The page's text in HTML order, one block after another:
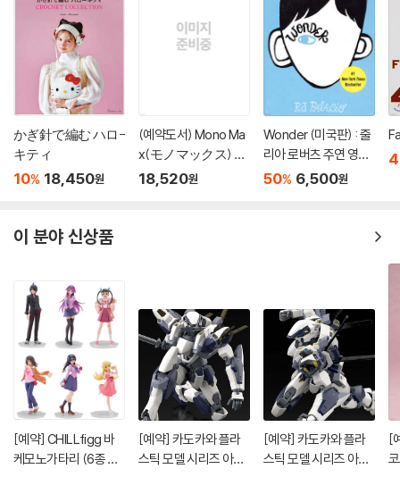
かぎ針で編む ハロ-
キティ
10% 18,450원
(예약도서) Mono Ma
x(モノマックス) 20
26年10月號
18,520원
Wonder (미국판) : 줄
리아 로버츠 주연 영화
'원더' 원작 소설
50% 6,500원
이 분야 신상품
[예약] CHILLfigg 바
케모노가타리 (6종 세
[예약] 카도카와 플라
스틱 모델 시리즈 아바
[예약] 카도카와 플라
스틱 모델 시리즈 아바
[